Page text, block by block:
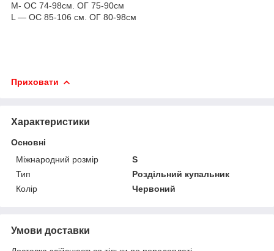
M- ОС 74-98см. ОГ 75-90см
L — ОС 85-106 см. ОГ 80-98см
Приховати
Характеристики
Основні
Міжнародний розмір
S
Тип
Роздільний купальник
Колір
Червоний
Умови доставки